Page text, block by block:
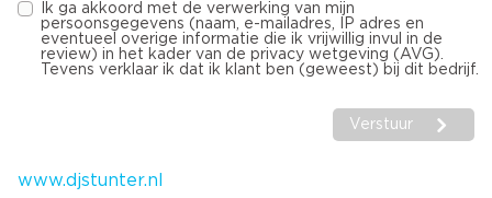
Ik ga akkoord met de verwerking van mijn
persoonsgegevens (naam, e-mailadres, IP adres en
eventueel overige informatie die ik vrijwillig invul in de
review) in het kader van de privacy wetgeving (AVG).
Tevens verklaar ik dat ik klant ben (geweest) bij dit bedrijf.
Verstuur
www.djstunter.nl